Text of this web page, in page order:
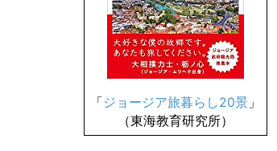
「 ジョージア旅暮らし20景 」
（東海教育研究所）